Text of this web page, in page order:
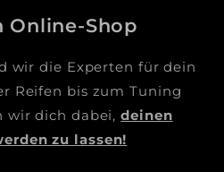
Online-Shop
wir die Experten für dein
Reifen bis zum Tuning
wir dich dabei,deinen
zu lassen!